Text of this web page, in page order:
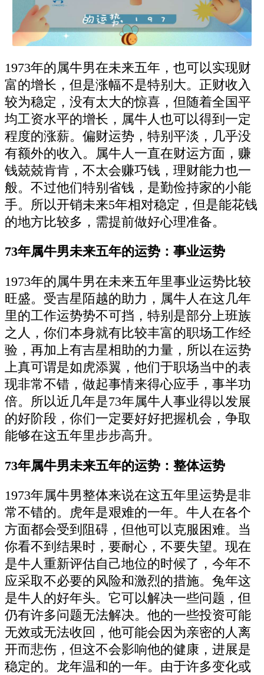
1973年的属牛男在未来五年，也可以实现财
富的增长，但是涨幅不是特别大。正财收入
较为稳定，没有太大的惊喜，但随着全国平
均工资水平的增长，属牛人也可以得到一定
程度的涨薪。偏财运势，特别平淡，几乎没
有额外的收入。属牛人一直在财运方面，赚
钱兢兢肯肯，不太会赚巧钱，理财能力也一
般。不过他们特别省钱，是勤俭持家的小能
手。所以开销未来5年相对稳定，但是能花钱
的地方比较多，需提前做好心理准备。
73年属牛男未来五年的运势：事业运势
1973年的属牛男在未来五年里事业运势比较
旺盛。受吉星陌越的助力，属牛人在这几年
里的工作运势势不可挡，特别是部分上班族
之人，你们本身就有比较丰富的职场工作经
验，再加上有吉星相助的力量，所以在运势
上真可谓是如虎添翼，他们于职场当中的表
现非常不错，做起事情来得心应手，事半功
倍。所以近几年是73年属牛人事业得以发展
的好阶段，你们一定要好好把握机会，争取
能够在这五年里步步高升。
73年属牛男未来五年的运势：整体运势
1973年属牛男整体来说在这五年里运势是非
常不错的。虎年是艰难的一年。牛人在各个
方面都会受到阻碍，但他可以克服困难。当
你看不到结果时，要耐心，不要失望。现在
是牛人重新评估自己地位的时候了，今年不
应采取不必要的风险和激烈的措施。兔年这
是牛人的好年头。它可以解决一些问题，但
仍有许多问题无法解决。他的一些投资可能
无效或无法收回，他可能会因为亲密的人离
开而悲伤，但这不会影响他的健康，进展是
稳定的。龙年温和的一年。由于许多变化或